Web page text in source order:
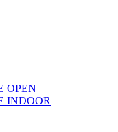
OPEN
INDOOR